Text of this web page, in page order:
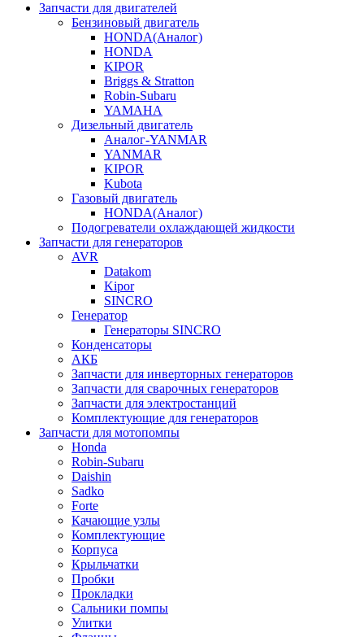
Запчасти для двигателей
Бензиновый двигатель
HONDA(Aналог)
HONDA
KIPOR
Briggs & Stratton
Robin-Subaru
YAMAHA
Дизельный двигатель
Аналог-YANMAR
YANMAR
KIPOR
Kubota
Газовый двигатель
HONDA(Aналог)
Подогреватели охлаждающей жидкости
Запчасти для генераторов
AVR
Datakom
Kipor
SINCRO
Генератор
Генераторы SINCRO
Конденсаторы
АКБ
Запчасти для инверторных генераторов
Запчасти для сварочных генераторов
Запчасти для электростанций
Комплектующие для генераторов
Запчасти для мотопомпы
Honda
Robin-Subaru
Daishin
Sadko
Forte
Качающие узлы
Комплектующие
Корпуса
Крыльчатки
Пробки
Прокладки
Сальники помпы
Улитки